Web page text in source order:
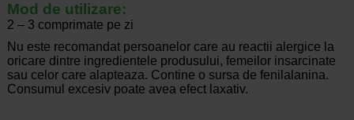
Mod de utilizare:
2 – 3 comprimate pe zi
Nu este recomandat persoanelor care au reactii alergice la
oricare dintre ingredientele produsului, femeilor insarcinate
sau celor care alapteaza. Contine o sursa de fenilalanina.
Consumul excesiv poate avea efect laxativ.